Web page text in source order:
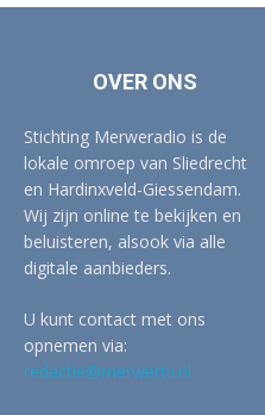
OVER ONS
Stichting Merweradio is de
lokale omroep van Sliedrecht
en Hardinxveld-Giessendam.
Wij zijn online te bekijken en
beluisteren, alsook via alle
digitale aanbieders.
U kunt contact met ons
opnemen via:
redactie@merwertv.nl